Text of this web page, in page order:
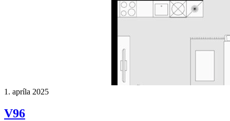
1. apríla 2025
V96